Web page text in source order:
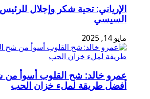
الإرياني: تحية شكر وإجلال
السيسي
مايو 14, 2025
عمرو خالد: شح القلوب أسوأ من
أفضل طريقة لملء خزان الحب